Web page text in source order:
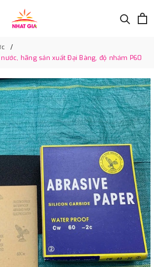
hãng sản xuất Đại Bàng, độ nhám P60